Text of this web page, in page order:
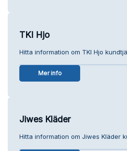
TKI Hjo
Hitta information om TKI Hjo
Mer info
Jiwes Kläder
Hitta information om Jiwes Kläder